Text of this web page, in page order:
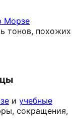
Морзе
тонов, похожих
и учебные
сокращения,